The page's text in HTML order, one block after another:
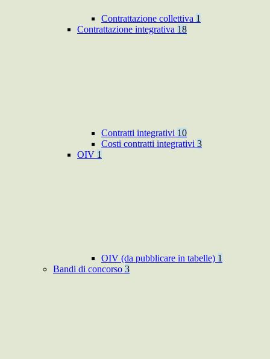
Contrattazione collettiva 1
Contrattazione integrativa 18
Contratti integrativi 10
Costi contratti integrativi 3
OIV 1
OIV (da pubblicare in tabelle) 1
Bandi di concorso 3